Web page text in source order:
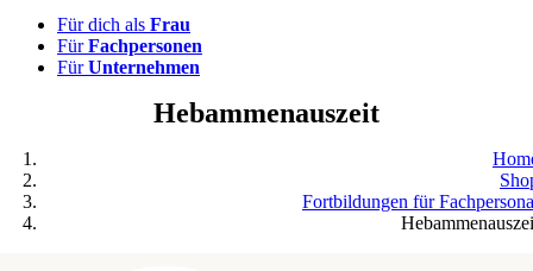
Für dich als Frau
FürFachpersonen
FürUnternehmen
Hebammenauszeit
Fortbildungen für